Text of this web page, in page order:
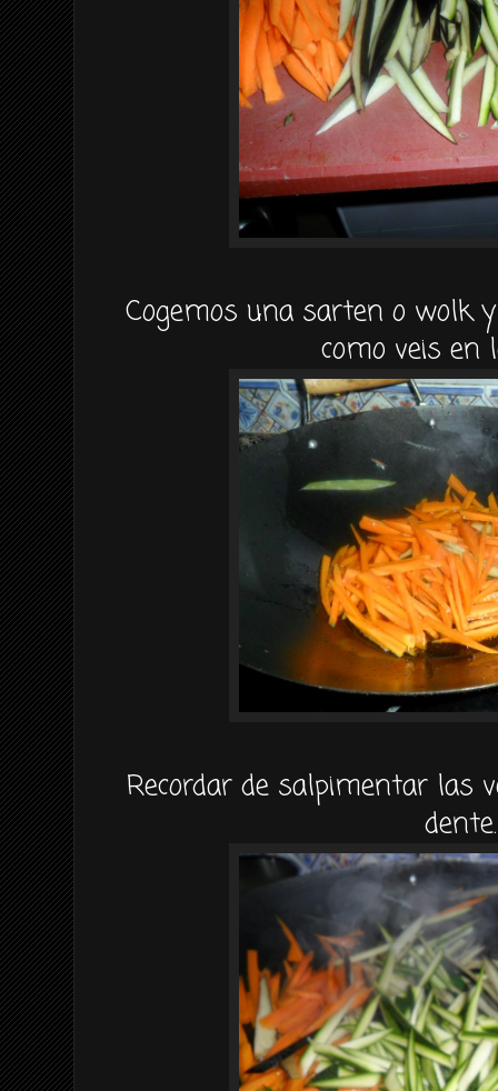
Cogemos una sarten o wolk
como veis en
Recordar de salpimentar las
dente.